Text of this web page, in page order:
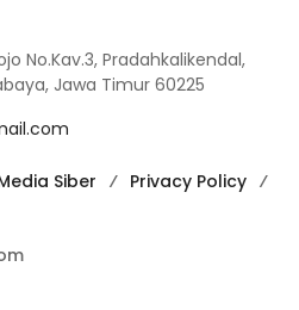
No.Kav.3, Pradahkalikendal,
Jawa Timur 60225
Siber
Privacy Policy